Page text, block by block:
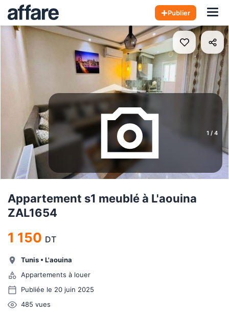
Publier
1 / 4
Appartement s1 meublé à L'aouina
ZAL1654
1 150 DT
Tunis • L'aouina
Appartements à louer
Publiée le 20 juin 2025
485 vues